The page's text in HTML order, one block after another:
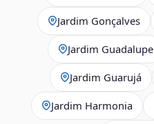
Jardim Gonçalves
Jardim Guadalupe
Jardim Guarujá
Jardim Harmonia